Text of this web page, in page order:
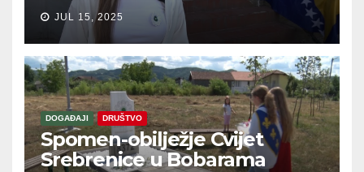
JUL 15, 2025
DOGAĐAJI DRUŠTVO
Spomen-obilježje Cvijet
Srebrenice u Bobarama